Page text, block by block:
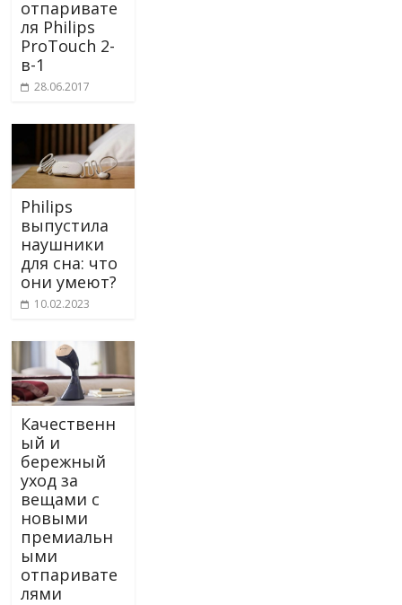
отпаривате
ля Philips
ProTouch 2-
в-1
28.06.2017
Philips
выпустила
наушники
для сна: что
они умеют?
10.02.2023
Качественн
ый и
бережный
уход за
вещами с
новыми
премиальн
ыми
отпаривате
лями